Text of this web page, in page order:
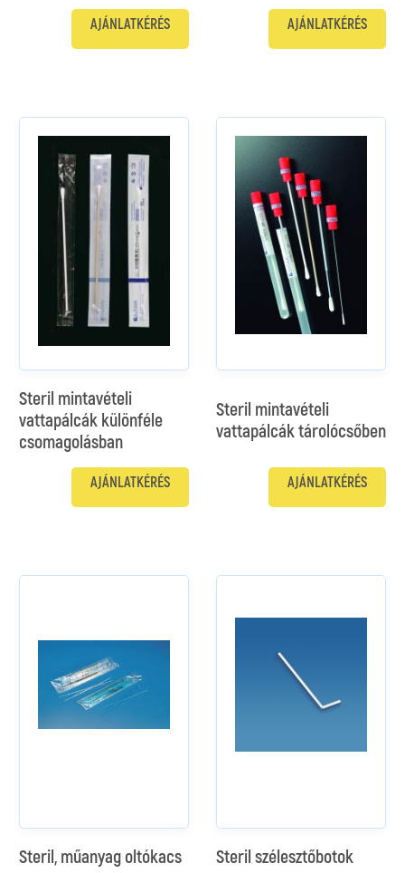
AJÁNLATKÉRÉS AJÁNLATKÉRÉS
Steril mintavételi
vattapálcák különféle
csomagolásban
AJÁNLATKÉRÉS
Steril mintavételi
vattapálcák tárolócsőben
AJÁNLATKÉRÉS
Steril, műanyag oltókacs Steril szélesztőbotok